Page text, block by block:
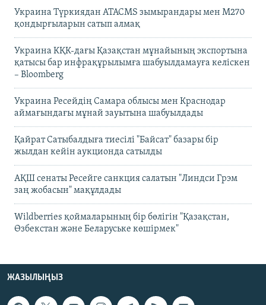
Украина Түркиядан ATACMS зымырандары мен M270
қондырғыларын сатып алмақ
Украина КҚК-дағы Қазақстан мұнайының экспортына
қатысы бар инфрақұрылымға шабуылдамауға келіскен
– Bloomberg
Украина Ресейдің Самара облысы мен Краснодар
аймағындағы мұнай зауытына шабуылдады
Қайрат Сатыбалдыға тиесілі "Байсат" базары бір
жылдан кейін аукционда сатылды
АҚШ сенаты Ресейге санкция салатын "Линдси Грэм
заң жобасын" мақұлдады
Wildberries қоймаларының бір бөлігін "Қазақстан,
Өзбекстан және Беларуське көшірмек"
ЖАЗЫЛЫҢЫЗ